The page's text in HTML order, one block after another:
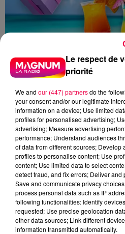
QUIZZ TONIC
MAGNUM LA RADIO
FAUCONCOURT
NATHAN SLAMA
QUIZZ TONIC avec Audrey
Le respect de
priorité
We and our (447) partnersdo the
your consent and/or our legitimate
information on a device; Use limited
profiles for personalised advertising;
advertising; Measure advertising
performance; Understand audiences
of data from different sources; Develop
profiles to personalise content; Use
content; Use limited data to select
detect fraud, and fix errors; Deliver
Save and communicate privacy
process personal data such as IP
following functionalities: Identify
requested; Use precise geolocation
other data sources; Link different
information transmitted automatically.